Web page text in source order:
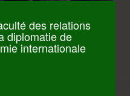
des relations
diplomatie de
internationale